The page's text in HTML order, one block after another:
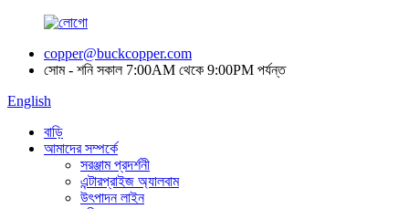
copper@buckcopper.com
সোম - শনি সকাল 7:00AM থেকে 9:00PM পর্যন্ত
English
বাড়ি
আমাদের সম্পর্কে
সরঞ্জাম প্রদর্শনী
এন্টারপ্রাইজ অ্যালবাম
উৎপাদন লাইন